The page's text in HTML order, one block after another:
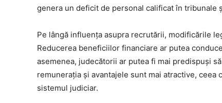
genera un deficit de personal calificat în tribunale
Pe lângă influența asupra recrutării, modificările
Reducerea beneficiilor financiare ar putea
asemenea, judecătorii ar putea fi mai predispuși
remunerația și avantajele sunt mai atractive,
sistemul judiciar.